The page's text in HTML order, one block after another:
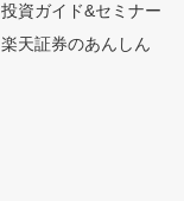
投資ガイド&セミナー
楽天証券のあんしん